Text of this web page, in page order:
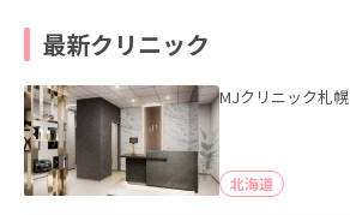
最新クリニック
MJクリニック札幌
北海道